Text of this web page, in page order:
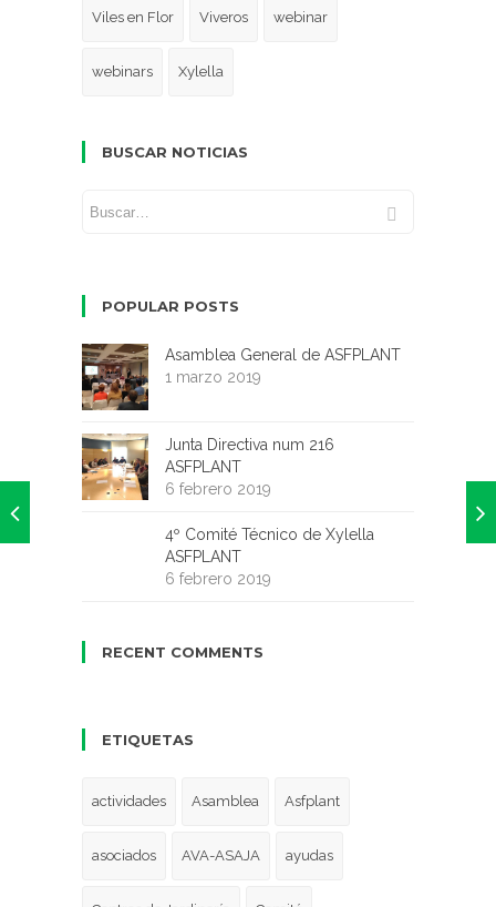
Viles en Flor Viveros webinar
webinars Xylella
BUSCAR NOTICIAS
POPULAR POSTS
Asamblea General de ASFPLANT
1 marzo 2019
Junta Directiva num 216
ASFPLANT
6 febrero 2019
4º Comité Técnico de Xylella
ASFPLANT
6 febrero 2019
RECENT COMMENTS
ETIQUETAS
actividades Asamblea Asfplant
asociados AVA-ASAJA ayudas